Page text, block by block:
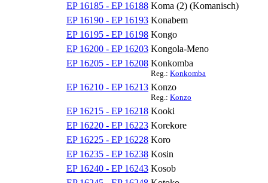
EP 16185 - EP 16188 Koma (2) (Komanisch)
EP 16190 - EP 16193 Konabem
EP 16195 - EP 16198 Kongo
EP 16200 - EP 16203 Kongola-Meno
EP 16205 - EP 16208 Konkomba
Reg.: Konkomba
EP 16210 - EP 16213 Konzo
Reg.: Konzo
EP 16215 - EP 16218 Kooki
EP 16220 - EP 16223 Korekore
EP 16225 - EP 16228 Koro
EP 16235 - EP 16238 Kosin
EP 16240 - EP 16243 Kosob